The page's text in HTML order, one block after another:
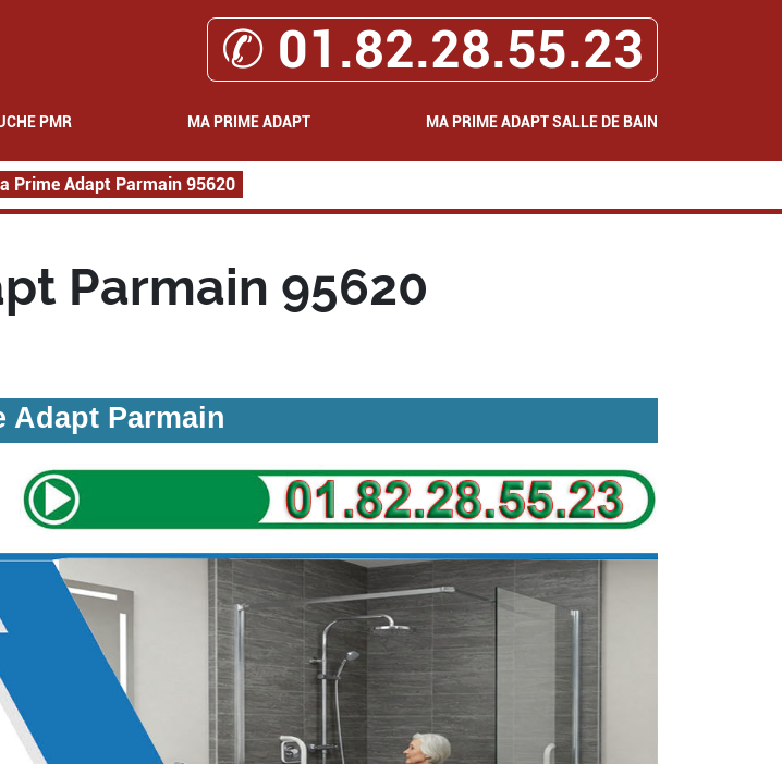
✆ 01.82.28.55.23
PMR MA PRIME ADAPT MA PRIME ADAPT SALLE DE BAIN
Prime Adapt Parmain 95620
Parmain 95620
Adapt Parmain